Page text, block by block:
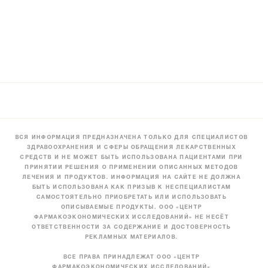
ВСЯ ИНФОРМАЦИЯ ПРЕДНАЗНАЧЕНА ТОЛЬКО ДЛЯ СПЕЦИАЛИСТОВ
ЗДРАВООХРАНЕНИЯ И СФЕРЫ ОБРАЩЕНИЯ ЛЕКАРСТВЕННЫХ
СРЕДСТВ И НЕ МОЖЕТ БЫТЬ ИСПОЛЬЗОВАНА ПАЦИЕНТАМИ ПРИ
ПРИНЯТИИ РЕШЕНИЯ О ПРИМЕНЕНИИ ОПИСАННЫХ МЕТОДОВ
ЛЕЧЕНИЯ И ПРОДУКТОВ. ИНФОРМАЦИЯ НА САЙТЕ НЕ ДОЛЖНА
БЫТЬ ИСПОЛЬЗОВАНА КАК ПРИЗЫВ К НЕСПЕЦИАЛИСТАМ
САМОСТОЯТЕЛЬНО ПРИОБРЕТАТЬ ИЛИ ИСПОЛЬЗОВАТЬ
ОПИСЫВАЕМЫЕ ПРОДУКТЫ. ООО «ЦЕНТР
ФАРМАКОЭКОНОМИЧЕСКИХ ИССЛЕДОВАНИЙ» НЕ НЕСЁТ
ОТВЕТСТВЕННОСТИ ЗА СОДЕРЖАНИЕ И ДОСТОВЕРНОСТЬ
РЕКЛАМНЫХ МАТЕРИАЛОВ.
ВСЕ ПРАВА ПРИНАДЛЕЖАТ ООО «ЦЕНТР